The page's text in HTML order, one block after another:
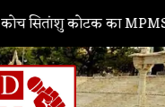
कोटक का MPMSC दौरा,